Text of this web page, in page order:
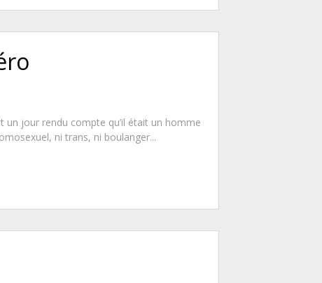
un jour rendu compte qu’il était un homme
ni trans, ni boulanger...